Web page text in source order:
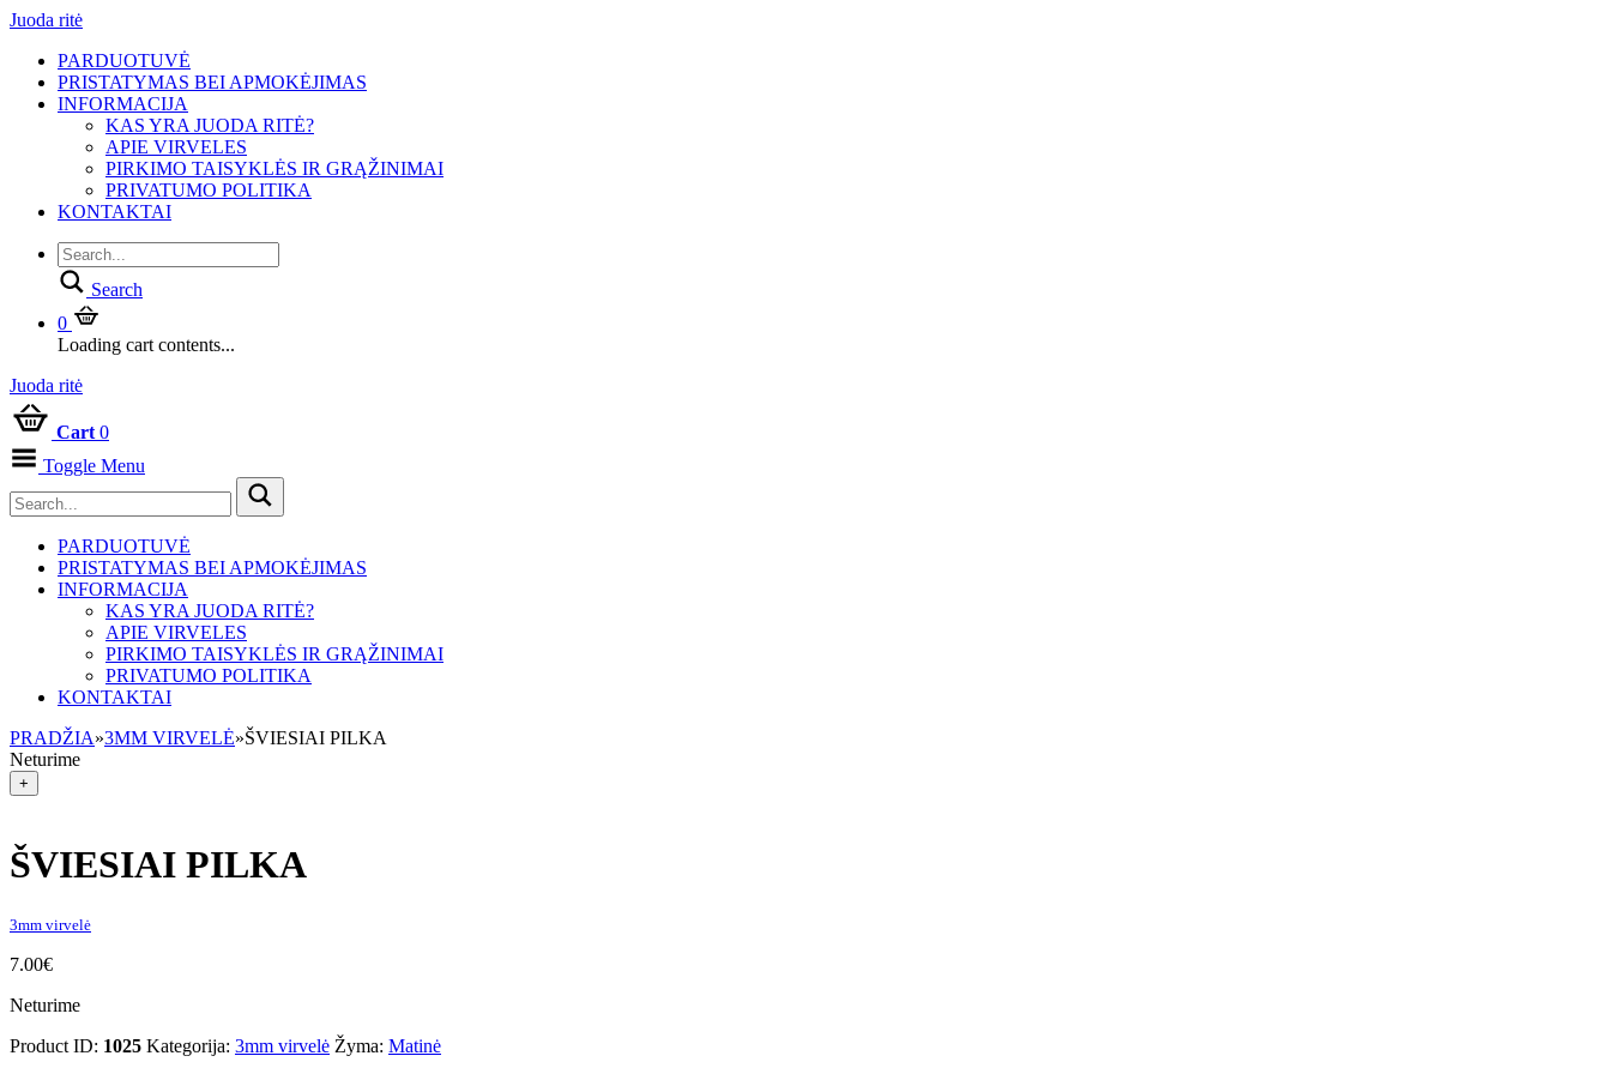
Juoda ritė
PARDUOTUVĖ
PRISTATYMAS BEI APMOKĖJIMAS
INFORMACIJA
KAS YRA JUODA RITĖ?
APIE VIRVELES
PIRKIMO TAISYKLĖS IR GRĄŽINIMAI
PRIVATUMO POLITIKA
KONTAKTAI
Search
0
Loading cart contents...
Juoda ritė
Cart 0
Toggle Menu
PARDUOTUVĖ
PRISTATYMAS BEI APMOKĖJIMAS
INFORMACIJA
KAS YRA JUODA RITĖ?
APIE VIRVELES
PIRKIMO TAISYKLĖS IR GRĄŽINIMAI
PRIVATUMO POLITIKA
KONTAKTAI
PRADŽIA»3MM VIRVELĖ»ŠVIESIAI PILKA
Neturime
+
ŠVIESIAI PILKA
3mm virvelė
7.00€
Neturime
Product ID: 1025 Kategorija: 3mm virvelė Žyma: Matinė